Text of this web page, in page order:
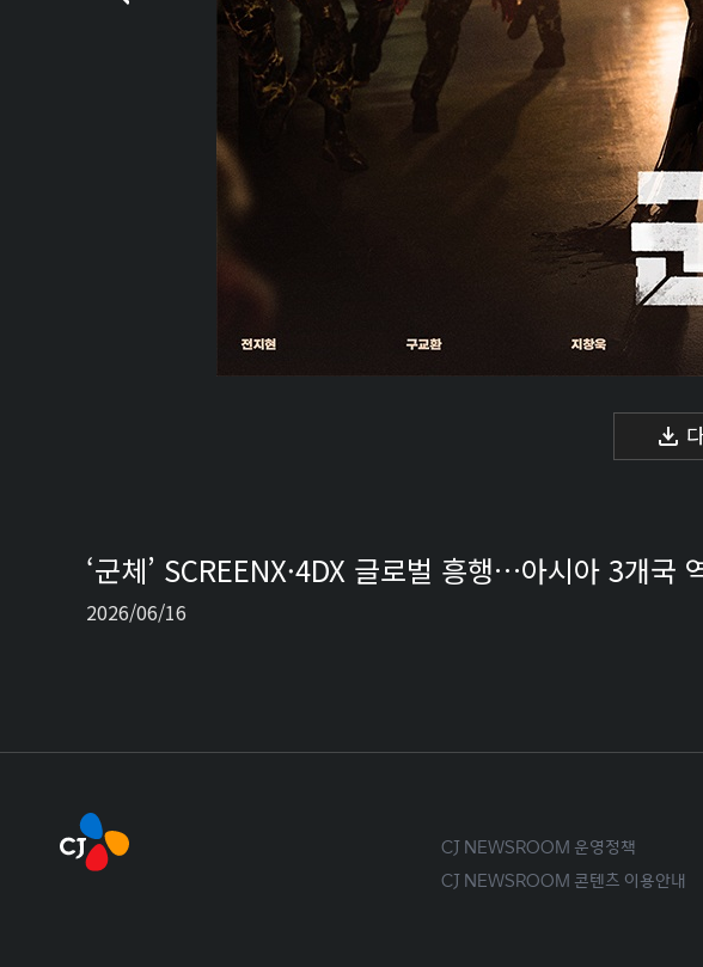
‘군체’ SCREENX·4DX 글로벌 흥행…아시아 3개국
2026/06/16
CJ NEWSROOM 운영정책
CJ NEWSROOM 콘텐츠 이용안내